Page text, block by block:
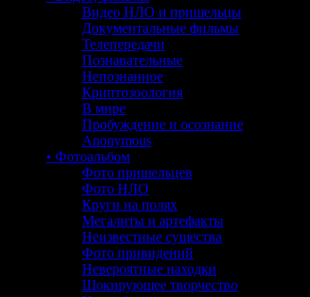
Видео НЛО и пришельцы
Документальные фильмы
Телепередачи
Познавательные
Непознанное
Криптозоология
В мире
Пробуждение и осознание
Anonymous
• Фотоальбом
Фото пришельцев
Фото НЛО
Круги на полях
Мегалиты и артефакты
Неизвестные существа
Фото привидений
Невероятные находки
Шокирующее творчество